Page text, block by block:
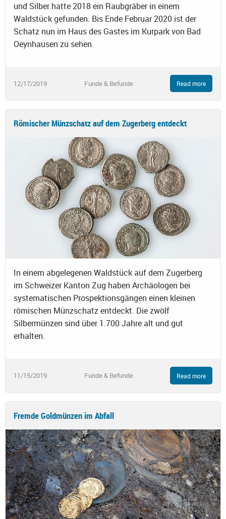
und Silber hatte 2018 ein Raubgräber in einem
Waldstück gefunden. Bis Ende Februar 2020 ist der
Schatz nun im Haus des Gastes im Kurpark von Bad
Oeynhausen zu sehen.
12/17/2019 Funde & Befunde Read more
Römischer Münzschatz auf dem Zugerberg entdeckt
In einem abgelegenen Waldstück auf dem Zugerberg
im Schweizer Kanton Zug haben Archäologen bei
systematischen Prospektionsgängen einen kleinen
römischen Münzschatz entdeckt. Die zwölf
Silbermünzen sind über 1.700 Jahre alt und gut
erhalten.
11/15/2019 Funde & Befunde Read more
Fremde Goldmünzen im Abfall